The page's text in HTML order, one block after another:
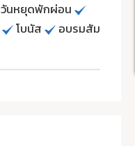
วันหยุดพักผ่อน
โบนัส
อบรมสัม